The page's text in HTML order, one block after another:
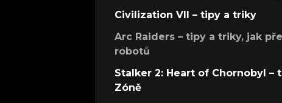
Civilization VII – tipy a triky
Arc Raiders – tipy a triky, jak
robotů
Stalker 2: Heart of Chornobyl
Zóně